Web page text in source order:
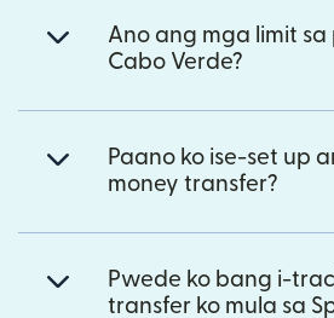
Ano ang mga limit
Cabo Verde?
Paano ko ise-set up
money transfer?
Pwede ko bang i-
transfer ko mula sa